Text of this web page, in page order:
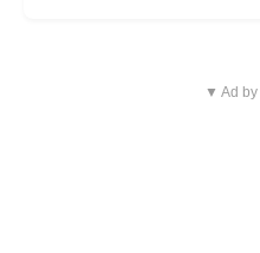
▼ Ad by